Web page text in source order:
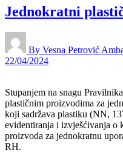
Jednokratni
By Vesna Petrović
22/04/2024
Stupanjem na snagu
plastičnim proizvodima za
koji sadržava plastiku (NN,
evidentiranja i izvješćivanja o
proizvoda za jednokratnu
RH.